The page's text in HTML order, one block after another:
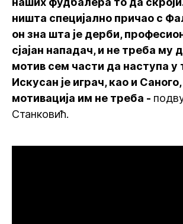
ништа специјално причао с
он зна шта је дерби,
сјајан нападач, и не треба му
мотив сем части да наступа у
Искусан је играч, као и
мотивација им не треба -
Станковић.